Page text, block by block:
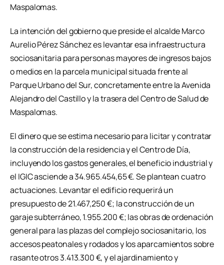
Maspalomas.
La intención del gobierno que preside el alcalde Marco
Aurelio Pérez Sánchez es levantar esa infraestructura
sociosanitaria para personas mayores de ingresos bajos
o medios en la parcela municipal situada frente al
Parque Urbano del Sur, concretamente entre la Avenida
Alejandro del Castillo y la trasera del Centro de Salud de
Maspalomas.
El dinero que se estima necesario para licitar y contratar
la construcción de la residencia y el Centro de Día,
incluyendo los gastos generales, el beneficio industrial y
el IGIC asciende a 34.965.454,65 €. Se plantean cuatro
actuaciones. Levantar el edificio requerirá un
presupuesto de 21.467,250 €; la construcción de un
garaje subterráneo, 1.955.200 €; las obras de ordenación
general para las plazas del complejo sociosanitario, los
accesos peatonales y rodados y los aparcamientos sobre
rasante otros 3.413.300 €, y el ajardinamiento y